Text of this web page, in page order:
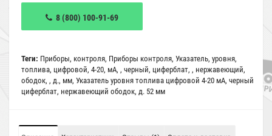
8 (800) 100-91-69
Теги: Приборы, контроля, Приборы контроля, Указатель, уровня,
топлива, цифровой, 4-20, мА, , черный, циферблат, , нержавеющий,
ободок, , д., мм, Указатель уровня топлива цифровой 4-20 мА, черный
циферблат, нержавеющий ободок, д. 52 мм